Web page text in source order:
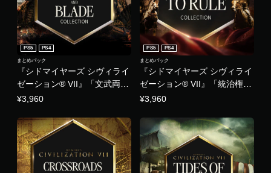
『シドマイヤーズ シヴィライ
ゼーション® VII』「文武両
道」コレクション
PS5 PS4
まとめパック
¥3,960
『シドマイヤーズ シヴィライ
ゼーション® VII』「統治権」
コレクション
PS5 PS4
まとめパック
¥3,960